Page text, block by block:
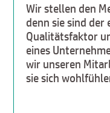
Wir stellen den
denn sie sind der
Qualitätsfaktor
eines
wir unseren
sie sich